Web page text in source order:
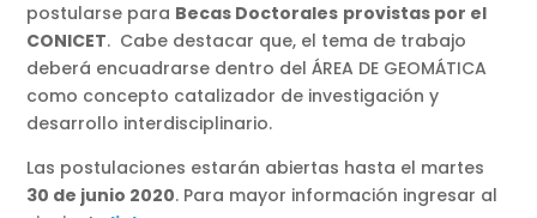
postularse para Becas Doctorales provistas por el
CONICET. Cabe destacar que, el tema de trabajo
deberá encuadrarse dentro del ÁREA DE GEOMÁTICA
como concepto catalizador de investigación y
desarrollo interdisciplinario.
Las postulaciones estarán abiertas hasta el martes
30 de junio 2020. Para mayor información ingresar al